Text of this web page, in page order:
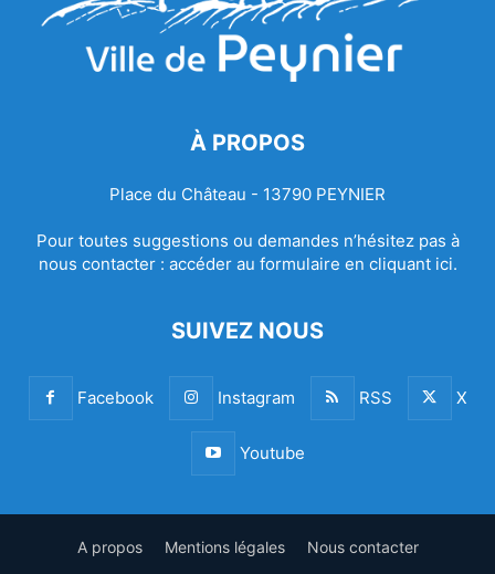
À PROPOS
Place du Château - 13790 PEYNIER
Pour toutes suggestions ou demandes n’hésitez pas à
nous contacter : accéder au formulaire en cliquant ici.
SUIVEZ NOUS
Facebook Instagram RSS X
Youtube
A propos Mentions légales Nous contacter